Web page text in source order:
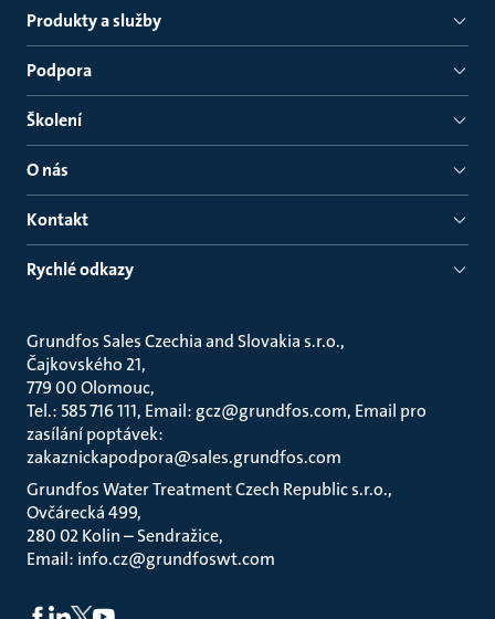
Produkty a služby
Podpora
Školení
O nás
Kontakt
Rychlé odkazy
Grundfos Sales Czechia and Slovakia s.r.o.
Čajkovského 21
779 00 Olomouc
Tel.: 585 716 111, Email: gcz@grundfos.com, Email pro
zasílání poptávek:
zakaznickapodpora@sales.grundfos.com
Grundfos Water Treatment Czech Republic s.r.o.
Ovčárecká 499
280 02 Kolin – Sendražice
Email: info.cz@grundfoswt.com